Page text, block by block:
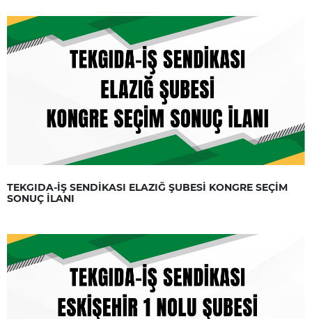
TEKGIDA-İŞ SENDİKASI ELAZIĞ ŞUBESİ KONGRE SEÇİM
SONUÇ İLANI